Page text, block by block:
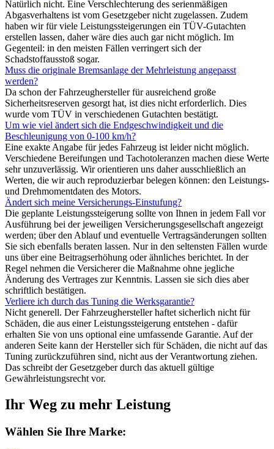
Natürlich nicht. Eine Verschlechterung des serienmäßigen
Abgasverhaltens ist vom Gesetzgeber nicht zugelassen. Zudem
haben wir für viele Leistungssteigerungen ein TÜV-Gutachten
erstellen lassen, daher wäre dies auch gar nicht möglich. Im
Gegenteil: in den meisten Fällen verringert sich der
Schadstoffausstoß sogar.
Muss die originale Bremsanlage der Mehrleistung angepasst
werden?
Da schon der Fahrzeughersteller für ausreichend große
Sicherheitsreserven gesorgt hat, ist dies nicht erforderlich. Dies
wurde vom TÜV in verschiedenen Gutachten bestätigt.
Um wie viel ändert sich die Endgeschwindigkeit und die
Beschleunigung von 0-100 km/h?
Eine exakte Angabe für jedes Fahrzeug ist leider nicht möglich.
Verschiedene Bereifungen und Tachotoleranzen machen diese Werte
sehr unzuverlässig. Wir orientieren uns daher ausschließlich an
Werten, die wir auch reproduzierbar belegen können: den Leistungs-
und Drehmomentdaten des Motors.
Ändert sich meine Versicherungs-Einstufung?
Die geplante Leistungssteigerung sollte von Ihnen in jedem Fall vor
Ausführung bei der jeweiligen Versicherungsgesellschaft angezeigt
werden; über den Ablauf und eventuelle Vertragsänderungen sollten
Sie sich ebenfalls beraten lassen. Nur in den seltensten Fällen wurde
uns über eine Beitragserhöhung oder ähnliches berichtet. In der
Regel nehmen die Versicherer die Maßnahme ohne jegliche
Änderung des Vertrages zur Kenntnis. Lassen sie sich dies aber
schriftlich bestätigen.
Verliere ich durch das Tuning die Werksgarantie?
Nicht generell. Der Fahrzeughersteller haftet sicherlich nicht für
Schäden, die aus einer Leistungssteigerung entstehen - dafür
erhalten Sie von uns optional eine umfassende Garantie. Auf der
anderen Seite kann der Hersteller sich für Schäden, die nicht auf das
Tuning zurückzuführen sind, nicht aus der Verantwortung ziehen.
Das schreibt der Gesetzgeber durch das aktuell gültige
Gewährleistungsrecht vor.
Ihr Weg zu mehr Leistung
Wählen Sie Ihre Marke: